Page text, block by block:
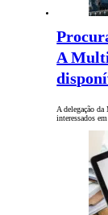
A
A delegação
interessados